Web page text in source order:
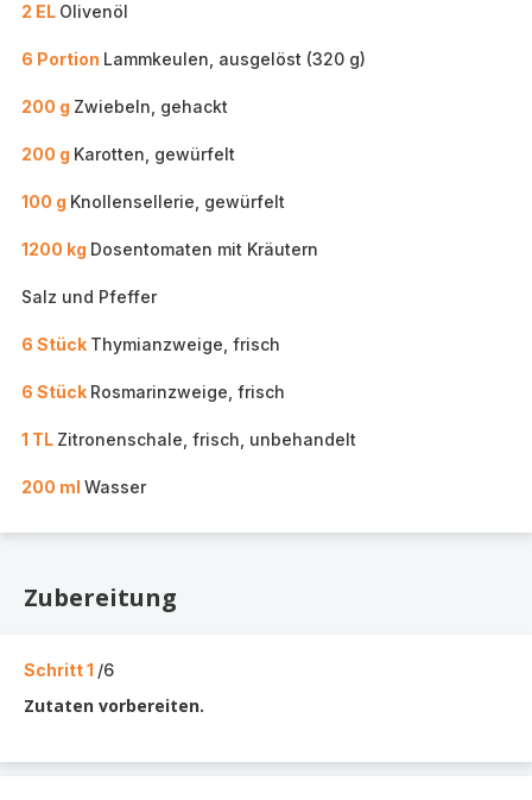
2 EL Olivenöl
6 Portion Lammkeulen, ausgelöst (320 g)
200 g Zwiebeln, gehackt
200 g Karotten, gewürfelt
100 g Knollensellerie, gewürfelt
1200 kg Dosentomaten mit Kräutern
Salz und Pfeffer
6 Stück Thymianzweige, frisch
6 Stück Rosmarinzweige, frisch
1 TL Zitronenschale, frisch, unbehandelt
200 ml Wasser
Zubereitung
Schritt 1 /6
Zutaten vorbereiten.